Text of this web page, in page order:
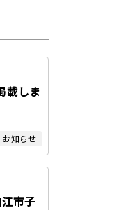
載しま
お知らせ
市子